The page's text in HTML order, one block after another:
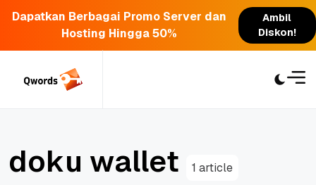
Dapatkan Berbagai Promo Server dan
Hosting Hingga 50%
Ambil
Diskon!
doku wallet 1 article